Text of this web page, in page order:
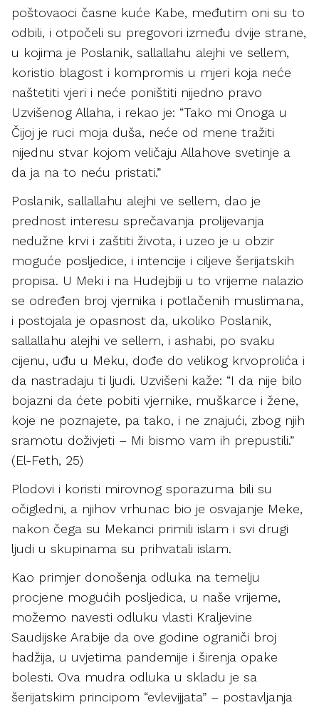
poštovaoci časne kuće Kabe, međutim oni su to
odbili, i otpočeli su pregovori između dvije strane,
u kojima je Poslanik, sallallahu alejhi ve sellem,
koristio blagost i kompromis u mjeri koja neće
naštetiti vjeri i neće poništiti nijedno pravo
Uzvišenog Allaha, i rekao je: “Tako mi Onoga u
Čijoj je ruci moja duša, neće od mene tražiti
nijednu stvar kojom veličaju Allahove svetinje a
da ja na to neću pristati.”
Poslanik, sallallahu alejhi ve sellem, dao je
prednost interesu sprečavanja prolijevanja
nedužne krvi i zaštiti života, i uzeo je u obzir
moguće posljedice, i intencije i ciljeve šerijatskih
propisa. U Meki i na Hudejbiji u to vrijeme nalazio
se određen broj vjernika i potlačenih muslimana,
i postojala je opasnost da, ukoliko Poslanik,
sallallahu alejhi ve sellem, i ashabi, po svaku
cijenu, uđu u Meku, dođe do velikog krvoprolića i
da nastradaju ti ljudi. Uzvišeni kaže: “I da nije bilo
bojazni da ćete pobiti vjernike, muškarce i žene,
koje ne poznajete, pa tako, i ne znajući, zbog njih
sramotu doživjeti – Mi bismo vam ih prepustili.”
(El-Feth, 25)
Plodovi i koristi mirovnog sporazuma bili su
očigledni, a njihov vrhunac bio je osvajanje Meke,
nakon čega su Mekanci primili islam i svi drugi
ljudi u skupinama su prihvatali islam.
Kao primjer donošenja odluka na temelju
procjene mogućih posljedica, u naše vrijeme,
možemo navesti odluku vlasti Kraljevine
Saudijske Arabije da ove godine ograniči broj
hadžija, u uvjetima pandemije i širenja opake
bolesti. Ova mudra odluka u skladu je sa
šerijatskim principom “evlevijjata” – postavljanja